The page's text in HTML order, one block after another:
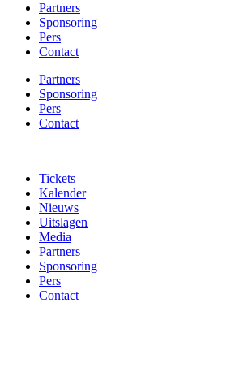
Partners
Sponsoring
Pers
Contact
Partners
Sponsoring
Pers
Contact
Tickets
Kalender
Nieuws
Uitslagen
Media
Partners
Sponsoring
Pers
Contact